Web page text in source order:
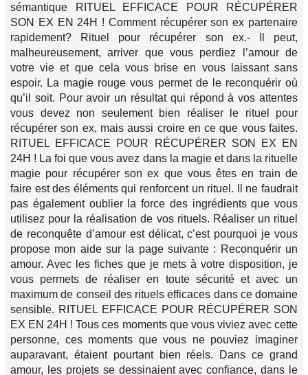
sémantique RITUEL EFFICACE POUR RÉCUPÉRER
SON EX EN 24H ! Comment récupérer son ex partenaire
rapidement? Rituel pour récupérer son ex.- Il peut,
malheureusement, arriver que vous perdiez l’amour de
votre vie et que cela vous brise en vous laissant sans
espoir. La magie rouge vous permet de le reconquérir où
qu’il soit. Pour avoir un résultat qui répond à vos attentes
vous devez non seulement bien réaliser le rituel pour
récupérer son ex, mais aussi croire en ce que vous faites.
RITUEL EFFICACE POUR RÉCUPÉRER SON EX EN
24H ! La foi que vous avez dans la magie et dans la rituelle
magie pour récupérer son ex que vous êtes en train de
faire est des éléments qui renforcent un rituel. Il ne faudrait
pas également oublier la force des ingrédients que vous
utilisez pour la réalisation de vos rituels. Réaliser un rituel
de reconquête d’amour est délicat, c’est pourquoi je vous
propose mon aide sur la page suivante : Reconquérir un
amour. Avec les fiches que je mets à votre disposition, je
vous permets de réaliser en toute sécurité et avec un
maximum de conseil des rituels efficaces dans ce domaine
sensible. RITUEL EFFICACE POUR RÉCUPÉRER SON
EX EN 24H ! Tous ces moments que vous viviez avec cette
personne, ces moments que vous ne pouviez imaginer
auparavant, étaient pourtant bien réels. Dans ce grand
amour, les projets se dessinaient avec confiance, dans le